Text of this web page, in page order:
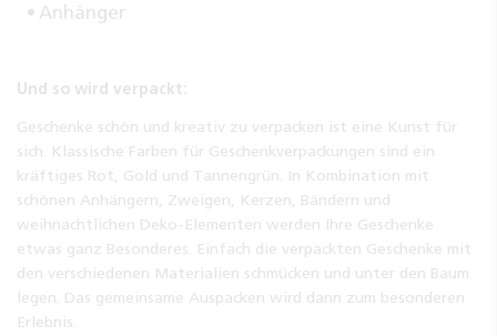
Anhänger
Und so wird verpackt:
Geschenke schön und kreativ zu verpacken ist eine Kunst für
sich. Klassische Farben für Geschenkverpackungen sind ein
kräftiges Rot, Gold und Tannengrün. In Kombination mit
schönen Anhängern, Zweigen, Kerzen, Bändern und
weihnachtlichen Deko-Elementen werden Ihre Geschenke
etwas ganz Besonderes. Einfach die verpackten Geschenke mit
den verschiedenen Materialien schmücken und unter den Baum
legen. Das gemeinsame Auspacken wird dann zum besonderen
Erlebnis.